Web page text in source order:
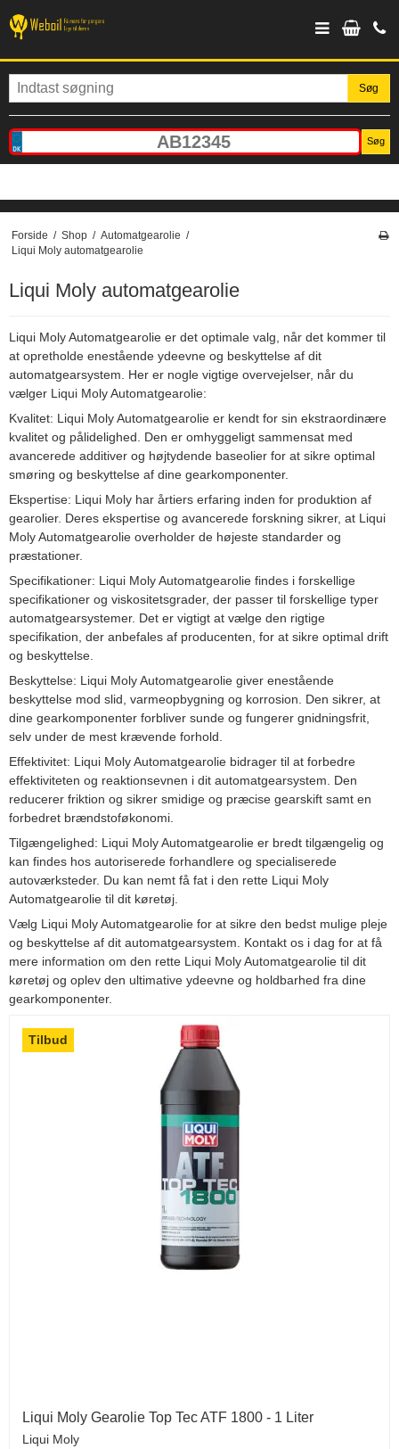
Søg
Søg
Forside / Shop / Automatgearolie /
Liqui Moly automatgearolie
Liqui Moly automatgearolie
Liqui Moly Automatgearolie er det optimale valg, når det kommer til
at opretholde enestående ydeevne og beskyttelse af dit
automatgearsystem. Her er nogle vigtige overvejelser, når du
vælger Liqui Moly Automatgearolie:
Kvalitet: Liqui Moly Automatgearolie er kendt for sin ekstraordinære
kvalitet og pålidelighed. Den er omhyggeligt sammensat med
avancerede additiver og højtydende baseolier for at sikre optimal
smøring og beskyttelse af dine gearkomponenter.
Ekspertise: Liqui Moly har årtiers erfaring inden for produktion af
gearolier. Deres ekspertise og avancerede forskning sikrer, at Liqui
Moly Automatgearolie overholder de højeste standarder og
præstationer.
Specifikationer: Liqui Moly Automatgearolie findes i forskellige
specifikationer og viskositetsgrader, der passer til forskellige typer
automatgearsystemer. Det er vigtigt at vælge den rigtige
specifikation, der anbefales af producenten, for at sikre optimal drift
og beskyttelse.
Beskyttelse: Liqui Moly Automatgearolie giver enestående
beskyttelse mod slid, varmeopbygning og korrosion. Den sikrer, at
dine gearkomponenter forbliver sunde og fungerer gnidningsfrit,
selv under de mest krævende forhold.
Effektivitet: Liqui Moly Automatgearolie bidrager til at forbedre
effektiviteten og reaktionsevnen i dit automatgearsystem. Den
reducerer friktion og sikrer smidige og præcise gearskift samt en
forbedret brændstoføkonomi.
Tilgængelighed: Liqui Moly Automatgearolie er bredt tilgængelig og
kan findes hos autoriserede forhandlere og specialiserede
autoværksteder. Du kan nemt få fat i den rette Liqui Moly
Automatgearolie til dit køretøj.
Vælg Liqui Moly Automatgearolie for at sikre den bedst mulige pleje
og beskyttelse af dit automatgearsystem. Kontakt os i dag for at få
mere information om den rette Liqui Moly Automatgearolie til dit
køretøj og oplev den ultimative ydeevne og holdbarhed fra dine
gearkomponenter.
Tilbud
Liqui Moly Gearolie Top Tec ATF 1800 - 1 Liter
Liqui Moly